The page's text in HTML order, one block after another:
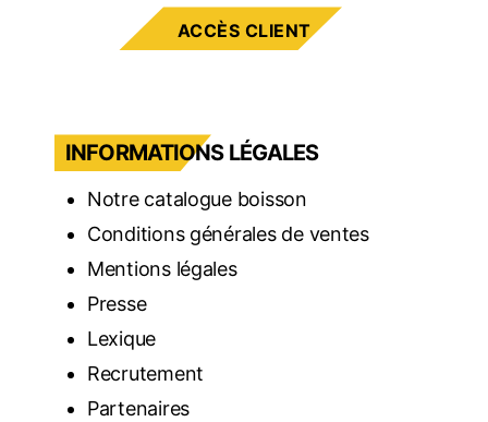
ACCÈS CLIENT
INFORMATIONS LÉGALES
Notre catalogue boisson
Conditions générales de ventes
Mentions légales
Presse
Lexique
Recrutement
Partenaires